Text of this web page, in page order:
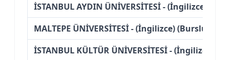
İSTANBUL AYDIN ÜNİVERSİTESİ - (İngilizce)
MALTEPE ÜNİVERSİTESİ - (İngilizce) (Burslu)
İSTANBUL KÜLTÜR ÜNİVERSİTESİ - (İngilizce)